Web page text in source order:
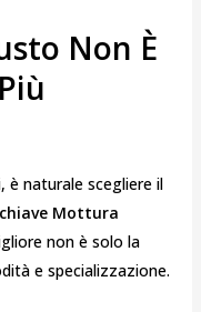
Non È
è naturale scegliere il
Mottura
non è solo la
e specializzazione.